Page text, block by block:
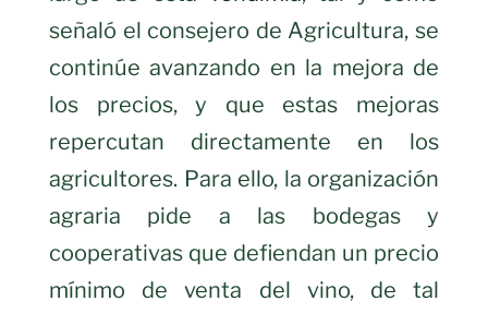
señaló el consejero de Agricultura, se
continúe avanzando en la mejora de
los precios, y que estas mejoras
repercutan directamente en los
agricultores. Para ello, la organización
agraria pide a las bodegas y
cooperativas que defiendan un precio
mínimo de venta del vino, de tal